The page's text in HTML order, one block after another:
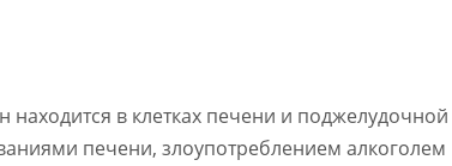
в клетках печени и поджелудочной
печени, злоупотреблением алкоголем